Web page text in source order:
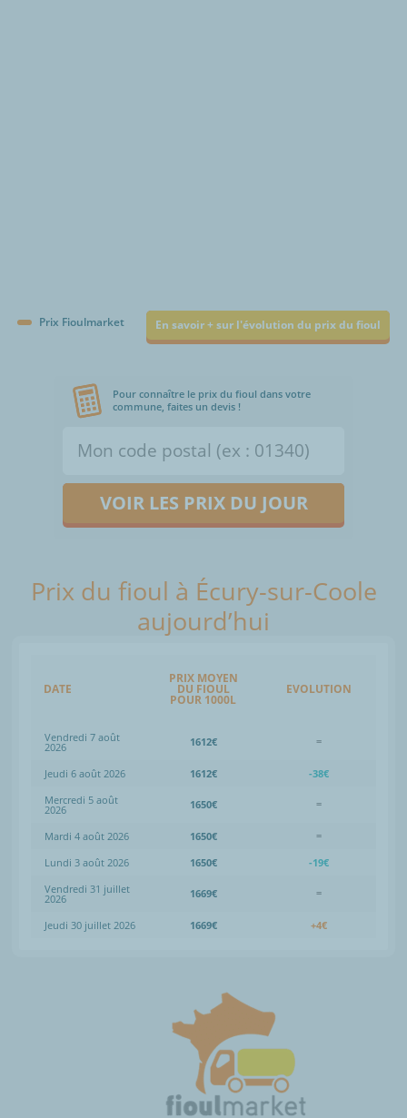
Prix Fioulmarket En savoir + sur l'évolution du prix du fioul
Pour connaître le prix du fioul dans votre
commune, faites un devis !
VOIR LES PRIX DU JOUR
Prix du fioul à Écury-sur-Coole
aujourd’hui
DATE
PRIX MOYEN
DU FIOUL
POUR 1000L
EVOLUTION
Vendredi 7 août
2026 1612€ =
Jeudi 6 août 2026 1612€
-38€
Mercredi 5 août
2026 1650€ =
Mardi 4 août 2026 1650€
=
Lundi 3 août 2026
1650€
-19€
Vendredi 31 juillet
2026 1669€ =
Jeudi 30 juillet 2026 1669€ +4€